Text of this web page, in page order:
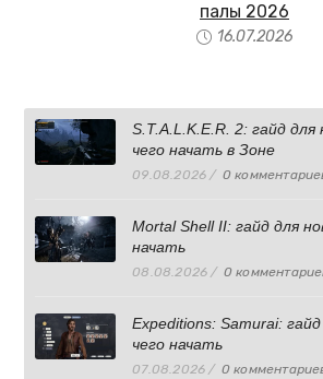
палы 2026
16.07.2026
S.T.A.L.K.E.R. 2: гайд
чего начать в Зоне
09.08.2026 / 0
Mortal Shell II: гайд для
начать
08.08.2026 / 0
Expeditions: Samurai:
чего начать
07.08.2026 / 0